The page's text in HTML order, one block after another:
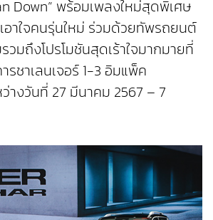
Down” พร้อมเพลงใหม่สุดพิเศษ
เอาใจคนรุ่นใหม่ ร่วมด้วยทัพรถยนต์
มถึงโปรโมชันสุดเร้าใจมากมายที่
รชาเลนเจอร์ 1-3 อิมแพ็ค
างวันที่ 27 มีนาคม 2567 – 7